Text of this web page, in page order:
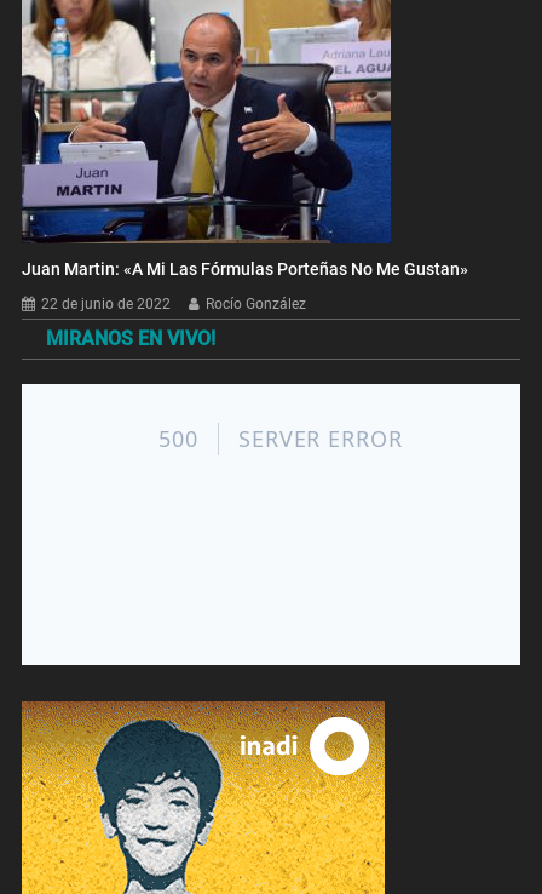
Juan Martin: «A Mi Las Fórmulas Porteñas No Me Gustan»
22 de junio de 2022 Rocío González
MIRANOS EN VIVO!